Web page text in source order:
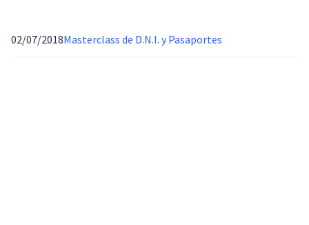
02/07/2018Masterclass de D.N.I. y Pasaportes